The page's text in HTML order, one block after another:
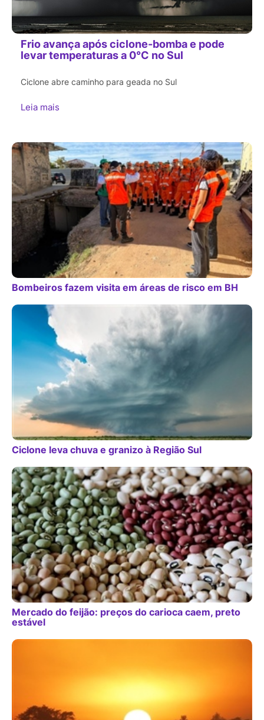
Frio avança após ciclone-bomba e pode
levar temperaturas a 0°C no Sul
Ciclone abre caminho para geada no Sul
Leia mais
Bombeiros fazem visita em áreas de risco em BH
Ciclone leva chuva e granizo à Região Sul
Mercado do feijão: preços do carioca caem, preto
estável